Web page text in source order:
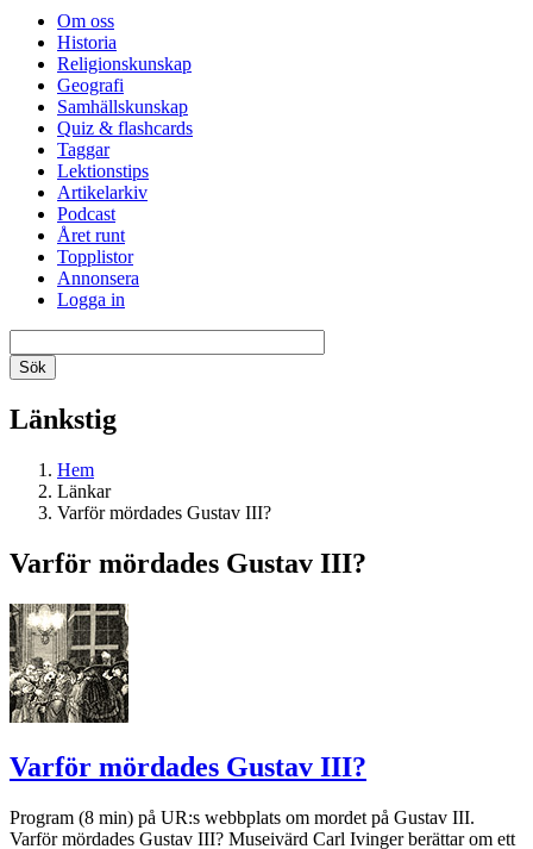
Om oss
Historia
Religionskunskap
Geografi
Samhällskunskap
Quiz & flashcards
Taggar
Lektionstips
Artikelarkiv
Podcast
Året runt
Topplistor
Annonsera
Logga in
Länkstig
Hem
Länkar
Varför mördades Gustav III?
Varför mördades Gustav III?
Varför mördades Gustav III?
Program (8 min) på UR:s webbplats om mordet på Gustav III.
Varför mördades Gustav III? Museivärd Carl Ivinger berättar om ett